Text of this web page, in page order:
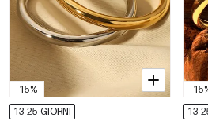
-15%
13-25 GIORNI
-
13-